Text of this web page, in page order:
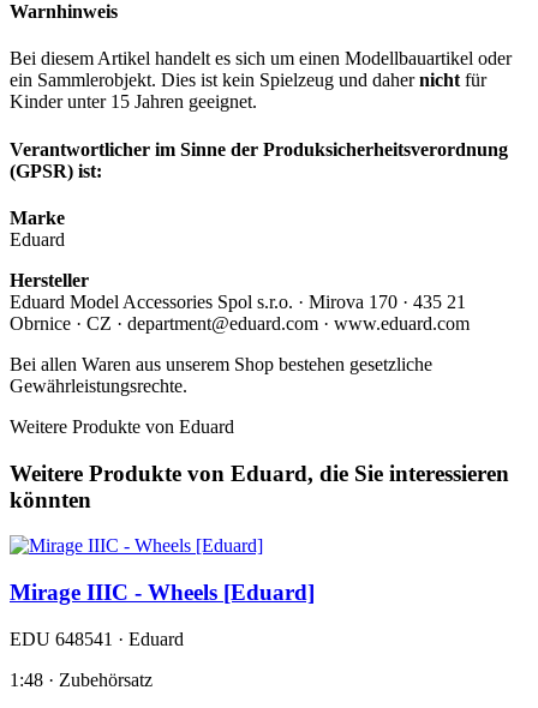
Warnhinweis
Bei diesem Artikel handelt es sich um einen Modellbauartikel oder
ein Sammlerobjekt. Dies ist kein Spielzeug und dahernicht für
Kinder unter 15 Jahren geeignet.
Verantwortlicher im Sinne der Produksicherheitsverordnung
(GPSR) ist:
Marke
Eduard
Hersteller
Eduard Model Accessories Spol s.r.o. · Mirova 170 · 435 21
Obrnice · CZ · department@eduard.com · www.eduard.com
Bei allen Waren aus unserem Shop bestehen gesetzliche
Gewährleistungsrechte.
Weitere Produkte von Eduard
Weitere Produkte von Eduard, die Sie interessieren
könnten
Mirage IIIC - Wheels [Eduard]
EDU 648541 · Eduard
1:48 · Zubehörsatz